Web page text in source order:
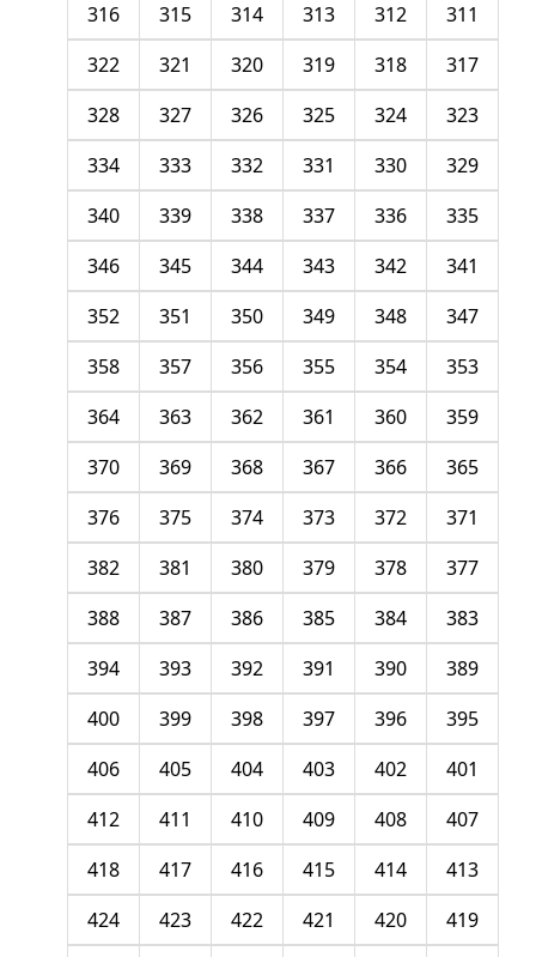
311
312
313
314
315
316
317
318
319
320
321
322
323
324
325
326
327
328
329
330
331
332
333
334
335
336
337
338
339
340
341
342
343
344
345
346
347
348
349
350
351
352
353
354
355
356
357
358
359
360
361
362
363
364
365
366
367
368
369
370
371
372
373
374
375
376
377
378
379
380
381
382
383
384
385
386
387
388
389
390
391
392
393
394
395
396
397
398
399
400
401
402
403
404
405
406
407
408
409
410
411
412
413
414
415
416
417
418
419
420
421
422
423
424